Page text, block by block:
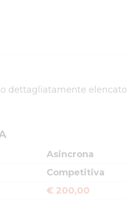
dettagliatamente elencato
Asincrona
Competitiva
€ 200,00